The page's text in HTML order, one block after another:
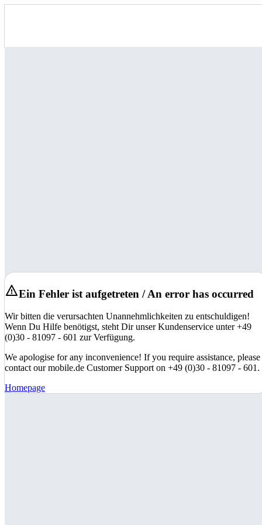
Ein Fehler ist aufgetreten / An error has occurred
Wir bitten die verursachten Unannehmlichkeiten zu entschuldigen!
Wenn Du Hilfe benötigst, steht Dir unser Kundenservice unter +49
(0)30 - 81097 - 601 zur Verfügung.
We apologise for any inconvenience! If you require assistance, please
contact our mobile.de Customer Support on +49 (0)30 - 81097 - 601.
Homepage